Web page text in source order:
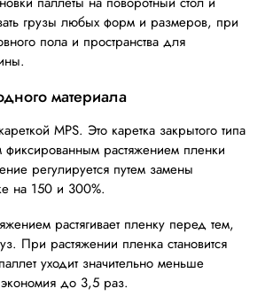
грузы любых форм и размеров, при
пола и пространства для
материала
MPS. Это каретка закрытого типа
растяжением пленки
регулируется путем замены
на 150 и 300%.
растягивает пленку перед тем,
При растяжении пленка становится
уходит значительно меньше
до 3,5 раз.